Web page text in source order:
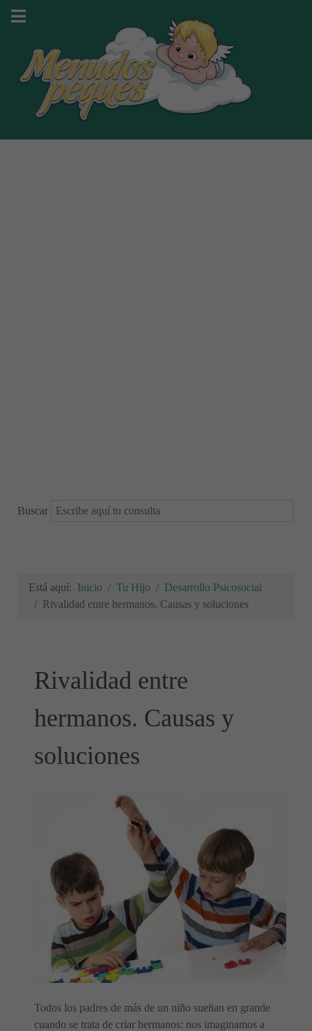
Buscar
Está aquí: Inicio Tu Hijo
Desarrollo Psicosocial
Rivalidad entre hermanos. Causas y soluciones
Rivalidad entre
hermanos. Causas y
soluciones
Todos los padres de más de un niño sueñan en grande
cuando se trata de criar hermanos: nos imaginamos a